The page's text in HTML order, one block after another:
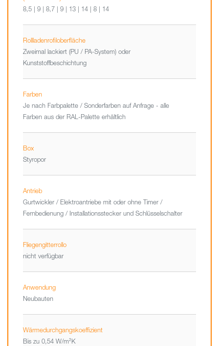
8,5 | 9 | 8,7 | 9 | 13 | 14 | 8 | 14
Rollladenrofiloberfläche
Zweimal lackiert (PU / PA-System) oder
Kunststoffbeschichtung
Farben
Je nach Farbpalette / Sonderfarben auf Anfrage - alle
Farben aus der RAL-Palette erhältlich
Box
Styropor
Antrieb
Gurtwickler / Elektroantriebe mit oder ohne Timer /
Fernbedienung / Installationsstecker und Schlüsselschalter
Fliegengitterrollo
nicht verfügbar
Anwendung
Neubauten
Wärmedurchgangskoeffizient
Bis zu 0,54 W/m²K